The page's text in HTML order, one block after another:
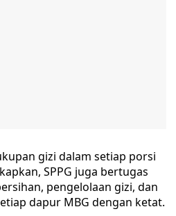
gizi dalam setiap porsi
SPPG juga bertugas
pengelolaan gizi, dan
dapur MBG dengan ketat.